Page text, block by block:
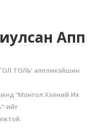
Апп
ТОЛЬ’ аппликэйшин
“Монгол Хэлний Их
ийг